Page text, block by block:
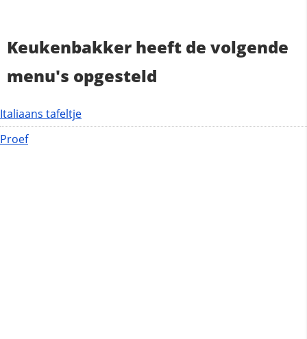
Keukenbakker heeft de volgende
menu's opgesteld
Italiaans tafeltje
Proef